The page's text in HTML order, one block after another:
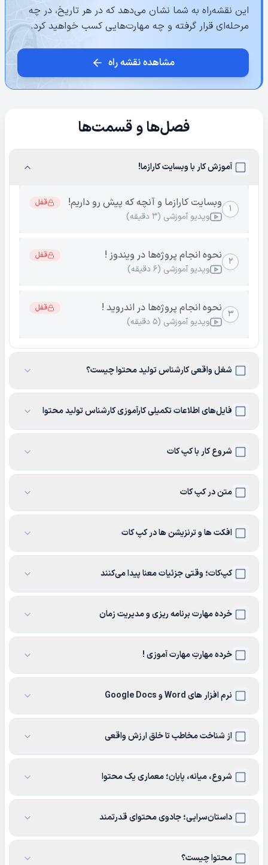
این نقشه‌راه به شما نشان می‌دهد که در هر تاریخ، در چه
مرحله‌ای قرار گرفته و چه مهارت‌هایی کسب خواهید کرد.
مشاهده نقشه راه
فصل‌ها و قسمت‌ها
آموزش کار با وبسایت کارازما!
۱ وبسایت کارازما و آنچه که پیش رو داریم! قفل
ویدیو آموزشی (۳ دقیقه)
۲ نحوه انجام پروژه‌ها در ویندوز ! قفل
ویدیو آموزشی (۶ دقیقه)
۳ نحوه انجام پروژه‌ها در اندروید ! قفل
ویدیو آموزشی (۵ دقیقه)
شغل واقعی کارشناس تولید محتوا چیست؟
فایل‌های اطلاعات تکمیلی کارآموزی کارشناس تولید محتوا
شروع کار با کپ کات
متن در کپ کات
افکت ها و ترنزیشن ها در کپ کات
کپ‌کات؛ وقتی جزئیات معنا پیدا می‌کنند
خرده مهارت برنامه ریزی و مدیریت زمان
خرده مهارتِ مهارت آموزی !
نرم افزار های Word و Google Docs
از شناخت مخاطب تا خلق ارزش واقعی
شروع، میانه، پایان؛ معماری یک محتوا
داستان‌سرایی؛ جادوی محتوای قدرتمند
محتوا چیست؟